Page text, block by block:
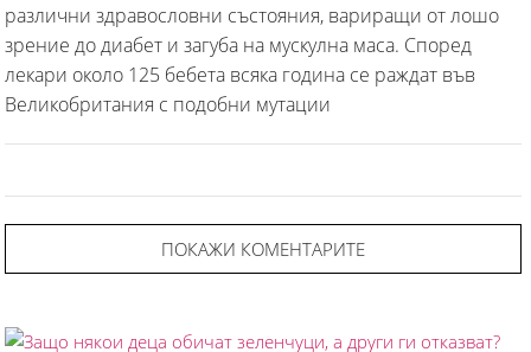
различни здравословни състояния, вариращи от лошо
зрение до диабет и загуба на мускулна маса. Според
лекари около 125 бебета всяка година се раждат във
Великобритания с подобни мутации
ПОКАЖИ КОМЕНТАРИТЕ